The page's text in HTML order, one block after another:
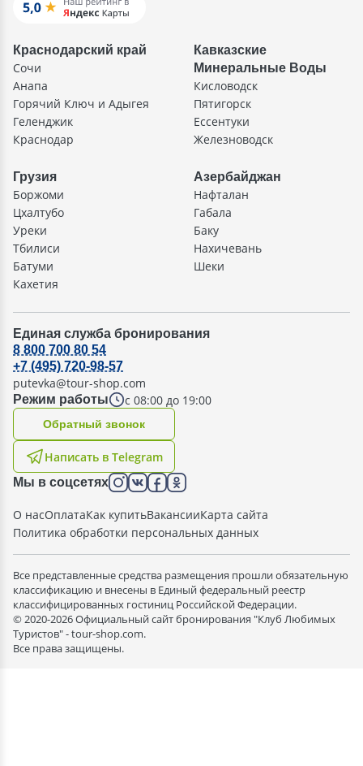
Краснодарский край
Сочи
Анапа
Горячий Ключ и Адыгея
Геленджик
Краснодар
Кавказские
Минеральные Воды
Кисловодск
Пятигорск
Ессентуки
Железноводск
Грузия
Боржоми
Цхалтубо
Уреки
Тбилиси
Батуми
Кахетия
Азербайджан
Нафталан
Габала
Баку
Нахичевань
Шеки
Единая служба бронирования
Режим работы с 08:00 до 19:00
8 800 700 80 54
+7 (495) 720-98-57
putevka@tour-shop.com
Написать в Telegram
Oбратный звонок
Мы в соцсетях
О насОплатаКак купитьВакансииКарта сайта
Политика обработки персональных данных
Все представленные средства размещения прошли обязательную
классификацию и внесены в Единый федеральный реестр
классифицированных гостиниц Российской Федерации.
© 2020-2026 Официальный сайт бронирования "Клуб Любимых
Туристов" - tour-shop.com.
Все права защищены.